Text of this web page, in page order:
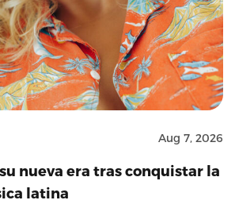
Aug 7, 2026
nueva era tras conquistar la
latina